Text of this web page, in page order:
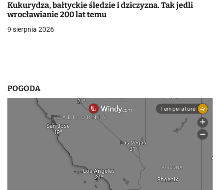
i
s
Kukurydza, bałtyckie śledzie i dziczyzna. Tak jedli
wrocławianie 200 lat temu
9 sierpnia 2026
POGODA